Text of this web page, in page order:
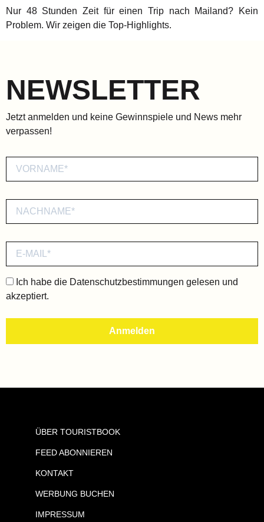
Nur 48 Stunden Zeit für einen Trip nach Mailand? Kein
Problem. Wir zeigen die Top-Highlights.
NEWSLETTER
Jetzt anmelden und keine Gewinnspiele und News mehr
verpassen!
Ich habe die Datenschutzbestimmungen gelesen und
akzeptiert.
ÜBER TOURISTBOOK
FEED ABONNIEREN
KONTAKT
WERBUNG BUCHEN
IMPRESSUM